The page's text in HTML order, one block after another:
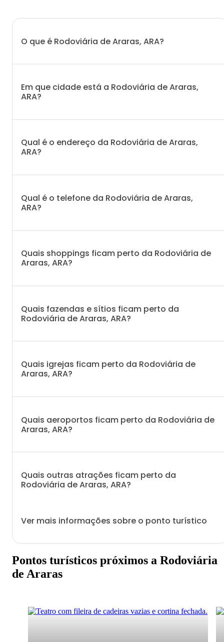
O que é Rodoviária de Araras, ARA?
Em que cidade está a Rodoviária de Araras,
ARA?
Qual é o endereço da Rodoviária de Araras,
ARA?
Qual é o telefone da Rodoviária de Araras,
ARA?
Quais shoppings ficam perto da Rodoviária de
Araras, ARA?
Quais fazendas e sítios ficam perto da
Rodoviária de Araras, ARA?
Quais igrejas ficam perto da Rodoviária de
Araras, ARA?
Quais aeroportos ficam perto da Rodoviária de
Araras, ARA?
Quais outras atrações ficam perto da
Rodoviária de Araras, ARA?
Ver mais informações sobre o ponto turístico
Pontos turísticos próximos a Rodoviária
de Araras